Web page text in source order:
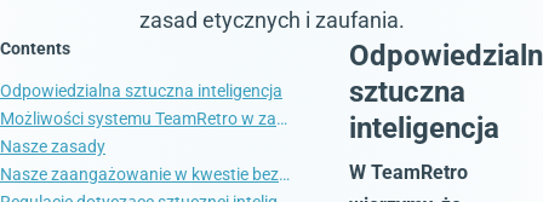
zasad etycznych i zaufania.
Contents
Odpowiedzialna sztuczna inteligencja
Możliwości systemu TeamRetro w zakresie sztucznej inteligencji
Nasze zasady
Nasze zaangażowanie w kwestie bezpieczeństwa
sztuczna
inteligencja
W TeamRetro